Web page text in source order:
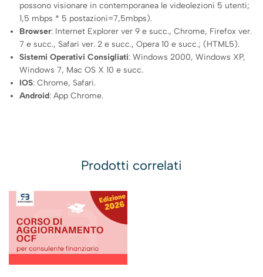
possono visionare in contemporanea le videolezioni 5 utenti;
1,5 mbps * 5 postazioni=7,5mbps).
Browser: Internet Explorer ver 9 e succ., Chrome, Firefox ver.
7 e succ., Safari ver. 2 e succ., Opera 10 e succ.; (HTML5).
Sistemi Operativi Consigliati: Windows 2000, Windows XP,
Windows 7, Mac OS X 10 e succ.
IOS: Chrome, Safari.
Android: App Chrome.
Prodotti correlati